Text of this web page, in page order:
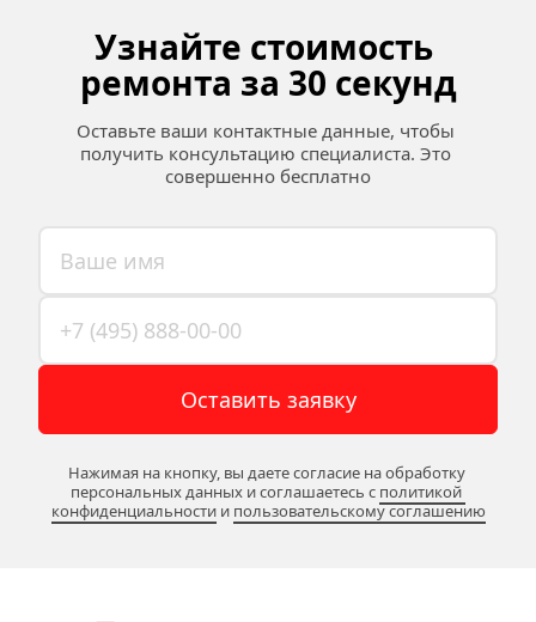
Узнайте стоимость
ремонта за 30 секунд
Оставьте ваши контактные данные, чтобы
получить консультацию специалиста. Это
совершенно бесплатно
Оставить заявку
Нажимая на кнопку, вы даете согласие на обработку
персональных данных и соглашаетесь c политикой
конфиденциальности и пользовательскому соглашению